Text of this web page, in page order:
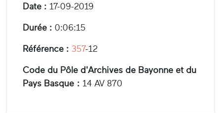
Date : 17-09-2019
Durée : 0:06:15
Référence : 357-12
Code du Pôle d'Archives de Bayonne et du
Pays Basque : 14 AV 870